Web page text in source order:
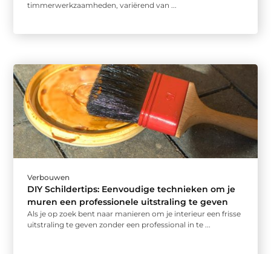
timmerwerkzaamheden, variërend van ...
Verbouwen
DIY Schildertips: Eenvoudige technieken om je
muren een professionele uitstraling te geven
Als je op zoek bent naar manieren om je interieur een frisse
uitstraling te geven zonder een professional in te ...